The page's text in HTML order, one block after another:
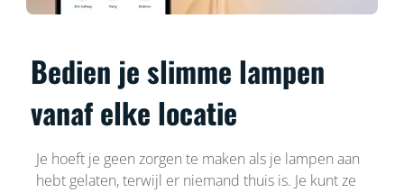
Bedien je slimme lampen
vanaf elke locatie
Je hoeft je geen zorgen te maken als je lampen aan
hebt gelaten, terwijl er niemand thuis is. Je kunt ze